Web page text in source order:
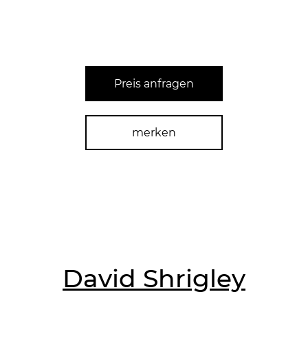
Preis anfragen
merken
David Shrigley